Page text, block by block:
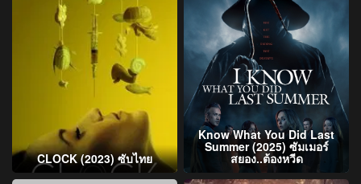
CLOCK (2023) ซับไทย
Know What You Did Last
Summer (2025) ซัมเมอร์
สยอง..ต้องหวีด